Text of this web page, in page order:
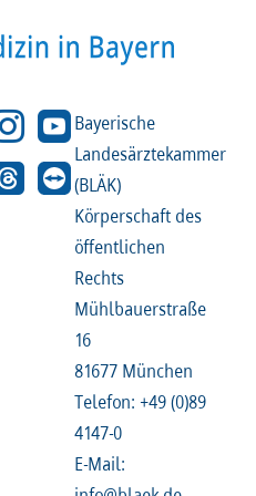
Bayerische
Landesärztekammer
(BLÄK)
Körperschaft des
öffentlichen
Rechts
Mühlbauerstraße
16
81677 München
Telefon: +49 (0)89
4147-0
E-Mail: